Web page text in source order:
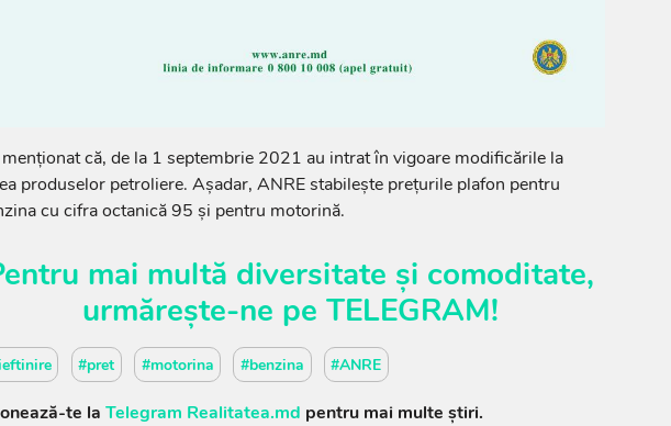
că, de la 1 septembrie 2021 au intrat în vigoare modificările la
produselor petroliere. Așadar, ANRE stabilește prețurile plafon pentru
cu cifra octanică 95 și pentru motorină.
mai multă diversitate și comoditate,
urmărește-ne pe TELEGRAM!
#pret #motorina #benzina #ANRE
te la Telegram Realitatea.md pentru mai multe știri.